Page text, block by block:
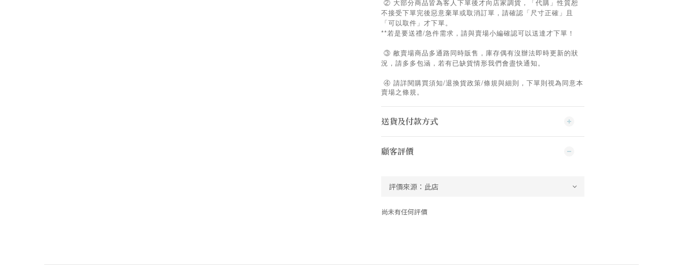
② 大部分商品皆為客人下單後才向店家調貨，「代購」性質恕
不接受下單完後惡意棄單或取消訂單，請確認「尺寸正確」且
「可以取件」才下單。
**若是要送禮/急件需求，請與賣場小編確認可以送達才下單！
③ 敝賣場商品多通路同時販售，庫存偶有沒辦法即時更新的狀
況，請多多包涵，若有已缺貨情形我們會盡快通知。
④ 請詳閱購買須知/退換貨政策/條規與細則，下單則視為同意本
賣場之條規。
送貨及付款方式
顧客評價
尚未有任何評價